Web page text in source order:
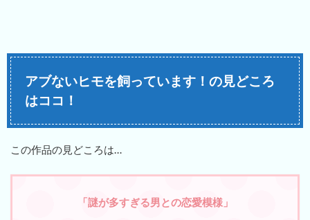
アブないヒモを飼っています！の見どころ
はココ！
この作品の見どころは…
「謎が多すぎる男との恋愛模様」